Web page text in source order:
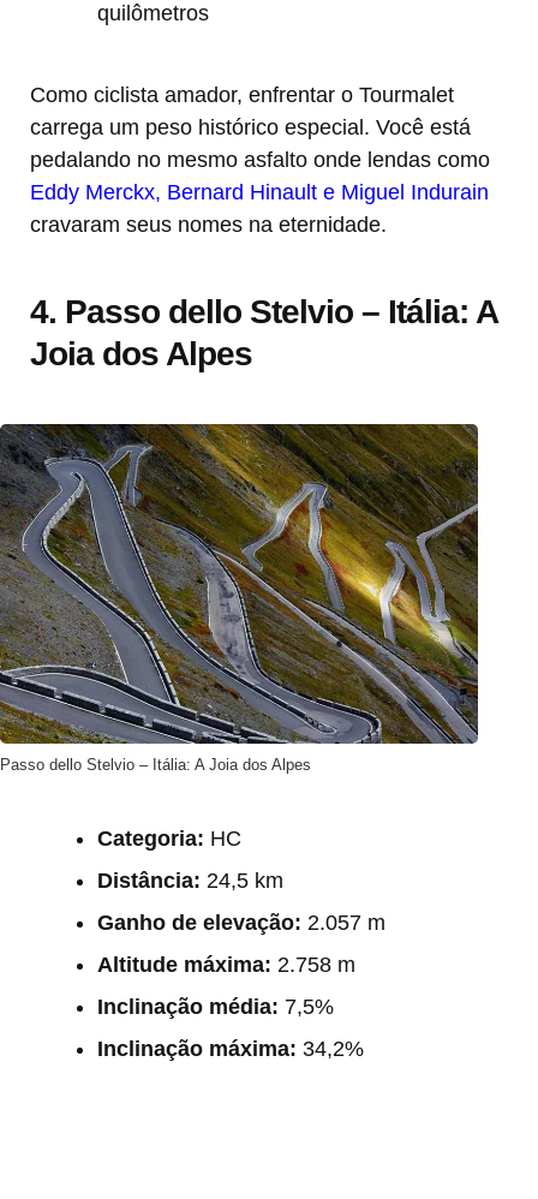
quilômetros
Como ciclista amador, enfrentar o Tourmalet
carrega um peso histórico especial. Você está
pedalando no mesmo asfalto onde lendas como
Eddy Merckx, Bernard Hinault e Miguel Indurain
cravaram seus nomes na eternidade.
4. Passo dello Stelvio – Itália: A
Joia dos Alpes
Passo dello Stelvio – Itália: A Joia dos Alpes
Categoria: HC
Distância: 24,5 km
Ganho de elevação: 2.057 m
Altitude máxima: 2.758 m
Inclinação média: 7,5%
Inclinação máxima: 34,2%